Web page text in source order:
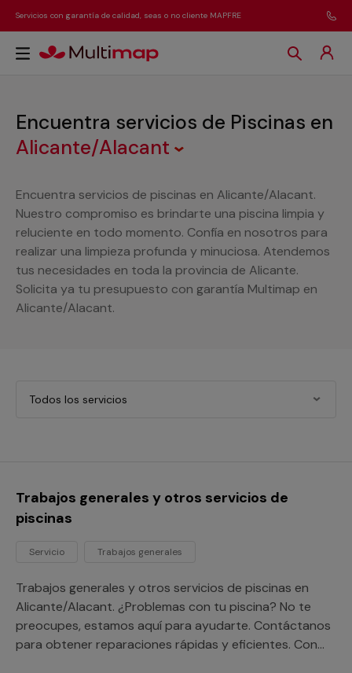
Servicios con garantía de calidad, seas o no cliente MAPFRE
Encuentra servicios de Piscinas en
Alicante/Alacant
Encuentra servicios de piscinas en Alicante/Alacant.
Nuestro compromiso es brindarte una piscina limpia y
reluciente en todo momento. Confía en nosotros para
realizar una limpieza profunda y minuciosa. Atendemos
tus necesidades en toda la provincia de Alicante.
Solicita ya tu presupuesto con garantía Multimap en
Alicante/Alacant.
Todos los servicios
Trabajos generales y otros servicios de
piscinas
Servicio Trabajos generales
Trabajos generales y otros servicios de piscinas en
Alicante/Alacant. ¿Problemas con tu piscina? No te
preocupes, estamos aquí para ayudarte. Contáctanos
para obtener reparaciones rápidas y eficientes. Con